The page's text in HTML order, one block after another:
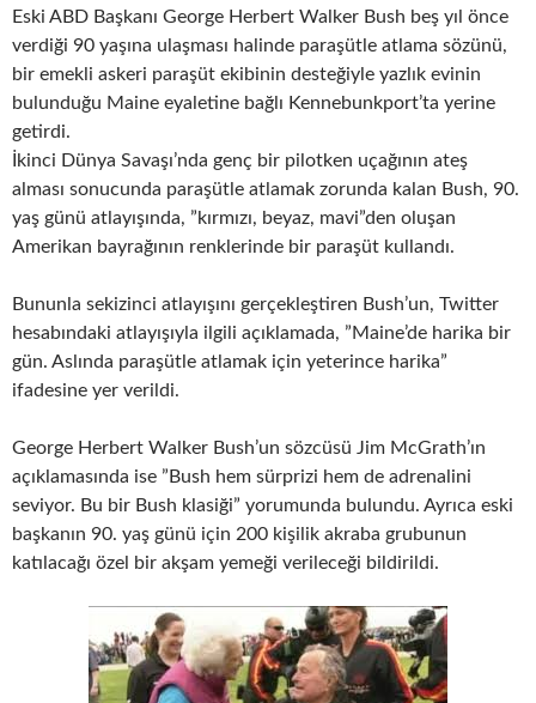
Eski ABD Başkanı George Herbert Walker Bush beş yıl önce
verdiği 90 yaşına ulaşması halinde paraşütle atlama sözünü,
bir emekli askeri paraşüt ekibinin desteğiyle yazlık evinin
bulunduğu Maine eyaletine bağlı Kennebunkport’ta yerine
getirdi.
İkinci Dünya Savaşı’nda genç bir pilotken uçağının ateş
alması sonucunda paraşütle atlamak zorunda kalan Bush, 90.
yaş günü atlayışında, ”kırmızı, beyaz, mavi”den oluşan
Amerikan bayrağının renklerinde bir paraşüt kullandı.
Bununla sekizinci atlayışını gerçekleştiren Bush’un, Twitter
hesabındaki atlayışıyla ilgili açıklamada, ”Maine’de harika bir
gün. Aslında paraşütle atlamak için yeterince harika”
ifadesine yer verildi.
George Herbert Walker Bush’un sözcüsü Jim McGrath’ın
açıklamasında ise ”Bush hem sürprizi hem de adrenalini
seviyor. Bu bir Bush klasiği” yorumunda bulundu. Ayrıca eski
başkanın 90. yaş günü için 200 kişilik akraba grubunun
katılacağı özel bir akşam yemeği verileceği bildirildi.